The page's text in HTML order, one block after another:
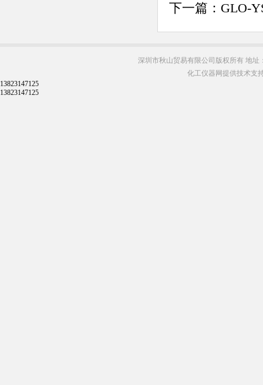
下一篇： GLO-
深圳市秋山贸易有限公司版权所有 地址
化工仪器网提供技术支
13823147125
13823147125